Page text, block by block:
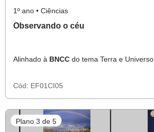
1º ano • Ciências
Observando o céu
Alinhado à BNCC do tema Terra e Universo.
Cód: EF01CI05
Plano 3 de 5